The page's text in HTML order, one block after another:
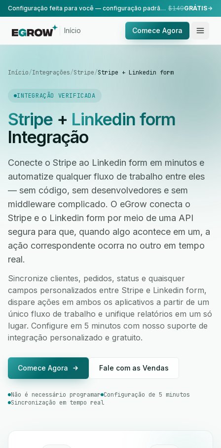
Configuração feita para você — configuração padrão, realizada pela nossa equipe. $149GRÁTIS
Início Comece Agora
Início/Integrações/Stripe/Stripe + Linkedin form
INTEGRAÇÃO VERIFICADA
Stripe+ Linkedin form
Integração
Conecte o Stripe ao Linkedin form em minutos e
automatize qualquer fluxo de trabalho entre eles
— sem código, sem desenvolvedores e sem
middleware complicado. O eGrow conecta o
Stripe e o Linkedin form por meio de uma API
segura para que, quando algo acontece em um, a
ação correspondente ocorra no outro em tempo
real.
Sincronize clientes, pedidos, status e quaisquer
campos personalizados entre Stripe e Linkedin form,
dispare ações em ambos os aplicativos a partir de um
único fluxo de trabalho e unifique relatórios em um só
lugar. Configure em 5 minutos com nosso suporte de
integração personalizado e gratuito.
Comece Agora Fale com as Vendas
Não é necessário programar Configuração de 5 minutos
Sincronização em tempo real